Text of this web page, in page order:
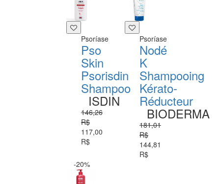
Psoríase
Pso
Skin
Psorisdin
Shampoo
ISDIN
146,26
R$
117,00
R$
Psoríase
Nodé
K
Shampooing
Kérato-
Réducteur
BIODERMA
181,01
R$
144,81
R$
-20%